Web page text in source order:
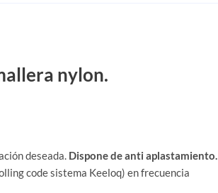
nylon.
deseada. Dispone de anti aplastamiento.
code sistema Keeloq) en frecuencia